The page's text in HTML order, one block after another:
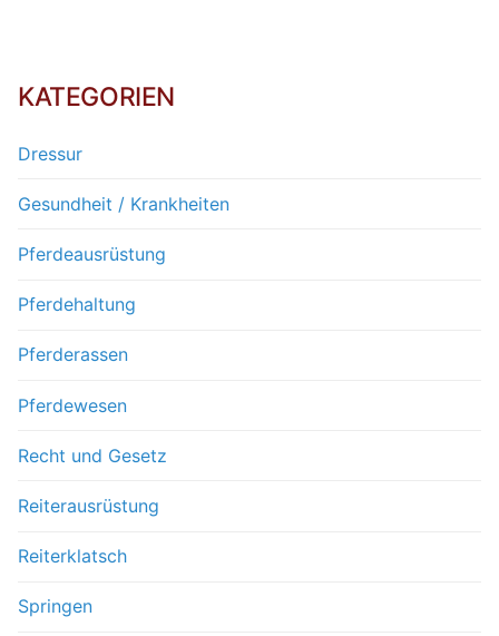
KATEGORIEN
Dressur
Gesundheit / Krankheiten
Pferdeausrüstung
Pferdehaltung
Pferderassen
Pferdewesen
Recht und Gesetz
Reiterausrüstung
Reiterklatsch
Springen